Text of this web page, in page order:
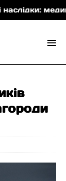
медики